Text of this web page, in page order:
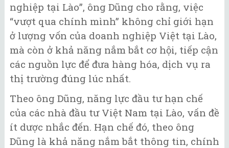
nghiệp tại Lào”, ông Dũng cho rằng, việc
“vượt qua chính mình” không chỉ giới hạn
ở lượng vốn của doanh nghiệp Việt tại Lào,
mà còn ở khả năng nắm bắt cơ hội, tiếp cận
các nguồn lực để đưa hàng hóa, dịch vụ ra
thị trường đúng lúc nhất.
Theo ông Dũng, năng lực đầu tư hạn chế
của các nhà đầu tư Việt Nam tại Lào, vấn đề
ít dược nhắc đến. Hạn chế đó, theo ông
Dũng là khả năng nắm bắt thông tin, chính